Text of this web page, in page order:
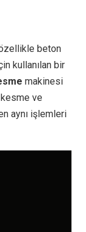
beton
kullanılan bir
makinesi
ve
aynı işlemleri